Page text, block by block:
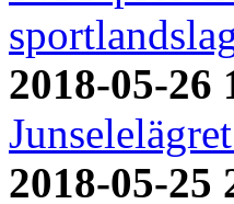
2018-05-26
2018-05-25